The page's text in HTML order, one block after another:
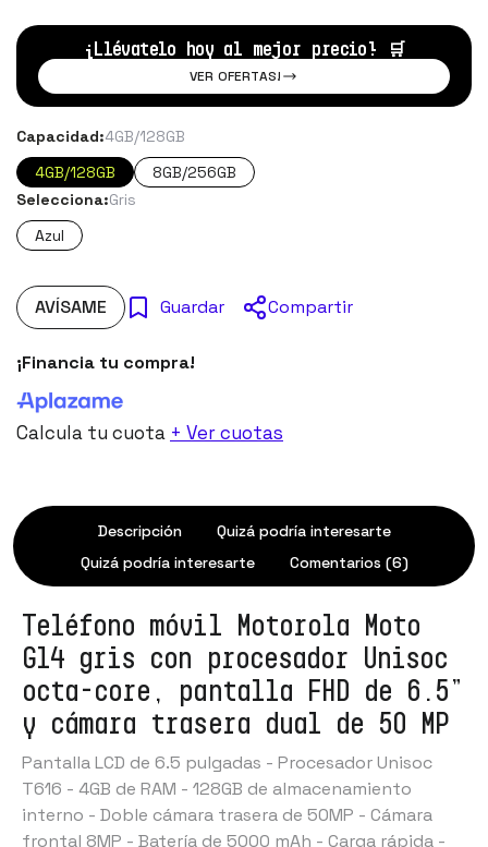
¡Llévatelo hoy al mejor precio! 🛒
VER OFERTAS!
Capacidad:4GB/128GB
4GB/128GB
8GB/256GB
Selecciona:Gris
Azul
AVÍSAME Guardar Compartir
¡Financia tu compra!
Calcula tu cuota + Ver cuotas
Descripción
Quizá podría interesarte
Quizá podría interesarte
Comentarios (6)
Teléfono móvil Motorola Moto
G14 gris con procesador Unisoc
octa-core, pantalla FHD de 6.5”
y cámara trasera dual de 50 MP
Pantalla LCD de 6.5 pulgadas - Procesador Unisoc
T616 - 4GB de RAM - 128GB de almacenamiento
interno - Doble cámara trasera de 50MP - Cámara
frontal 8MP - Batería de 5000 mAh - Carga rápida -